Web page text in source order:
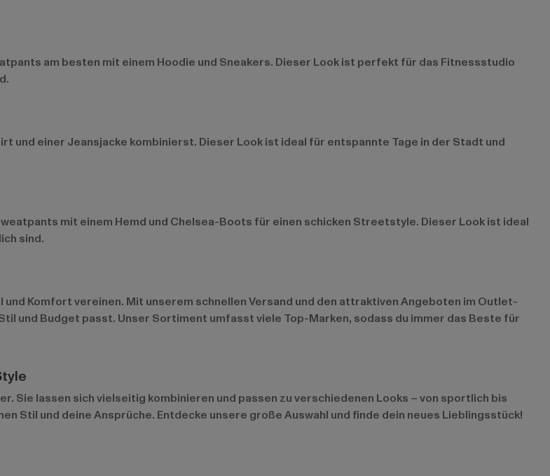
am besten mit einem Hoodie und Sneakers. Dieser Look ist perfekt für das Fitnessstudio
und einer Jeansjacke kombinierst. Dieser Look ist ideal für entspannte Tage in der Stadt und
mit einem Hemd und Chelsea-Boots für einen schicken Streetstyle. Dieser Look ist ideal
sind.
Komfort vereinen. Mit unserem schnellen Versand und den attraktiven Angeboten im Outlet-
und Budget passt. Unser Sortiment umfasst viele Top-Marken, sodass du immer das Beste für
Sie lassen sich vielseitig kombinieren und passen zu verschiedenen Looks – von sportlich bis
Stil und deine Ansprüche. Entdecke unsere große Auswahl und finde dein neues Lieblingsstück!